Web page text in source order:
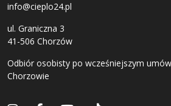
info@cieplo24.pl
ul. Graniczna 3
41-506 Chorzów
Odbiór osobisty po wcześniejszym
Chorzowie